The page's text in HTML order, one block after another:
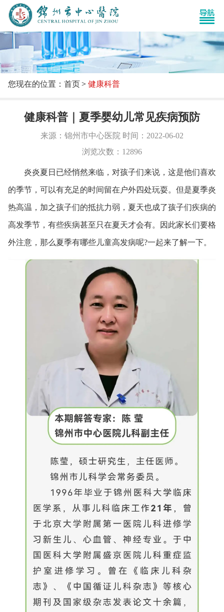
您现在的位置：首页 健康科普
健康科普｜夏季婴幼儿常见疾病预防
来源：锦州市中心医院 时间：2022-06-02
浏览次数：12896
炎炎夏日已经悄然来临，对孩子们来说，这是他们喜欢
的季节，可以有充足的时间留在户外四处玩耍。但是夏季炎
热高温，加之孩子们的抵抗力弱，夏天也成了孩子们疾病的
高发季节，有些疾病甚至只在夏天才会有。因此家长们要格
外注意，那么夏季有哪些儿童高发病呢?一起来了解一下。